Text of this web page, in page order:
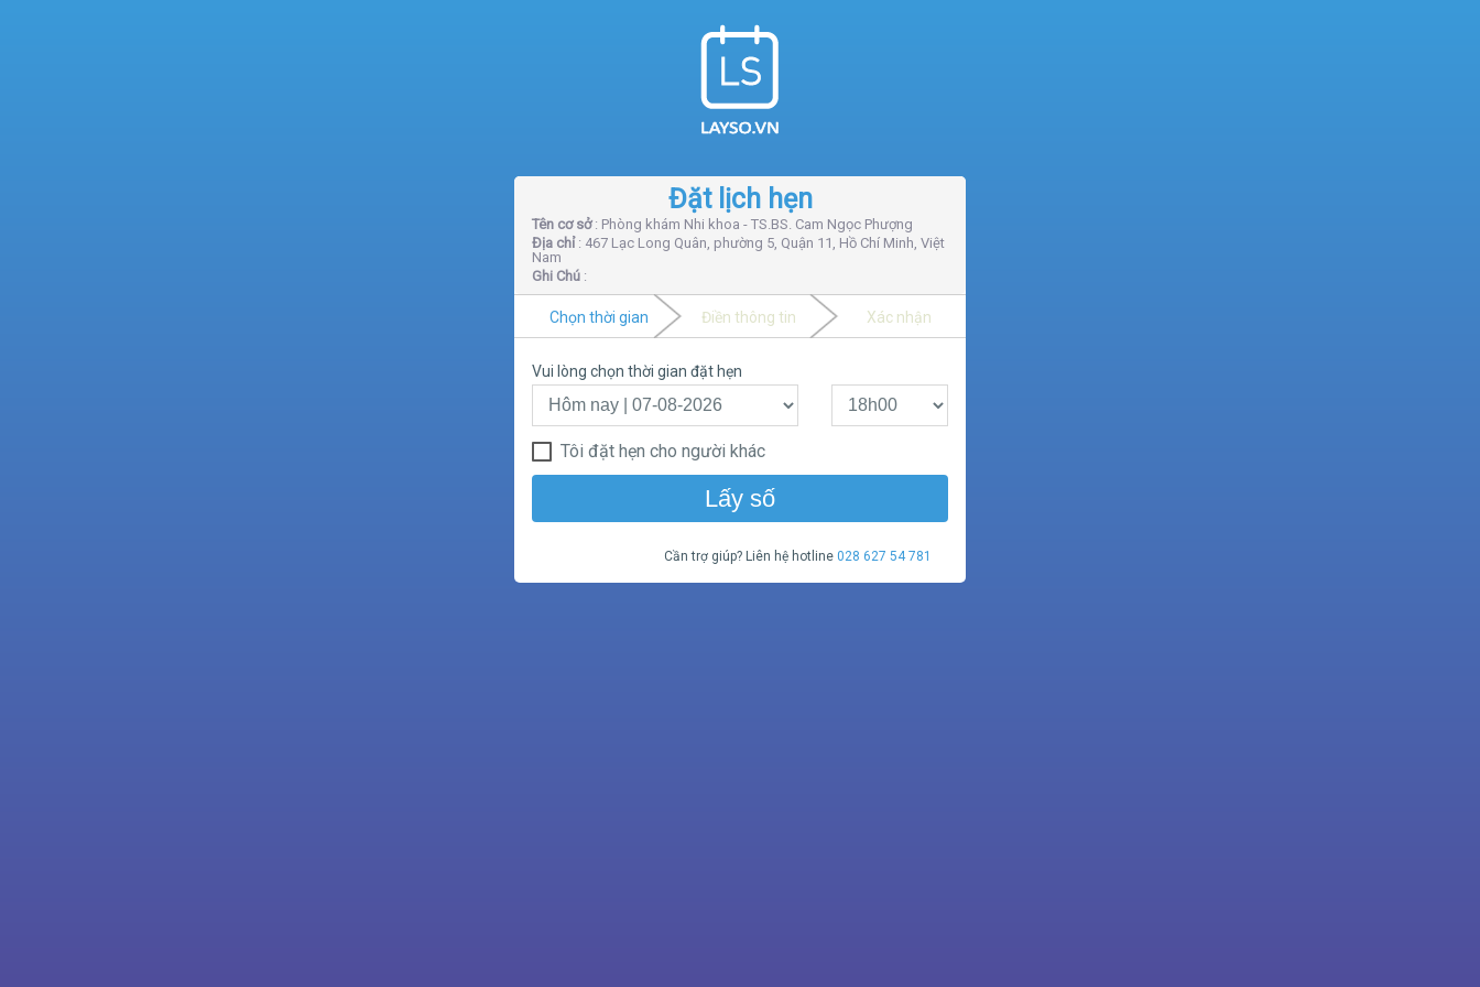
Đặt lịch hẹn
Tên cơ sở: Phòng khám Nhi khoa - TS.BS. Cam Ngọc Phượng
Địa chỉ: 467 Lạc Long Quân, phường 5, Quận 11, Hồ Chí Minh, Việt
Nam
Ghi Chú :
Chọn thời gian Điền thông tin Xác nhận
Vui lòng chọn thời gian đặt hẹn
Tôi đặt hẹn cho người khác
Lấy số
Cần trợ giúp? Liên hệ hotline 028 627 54 781